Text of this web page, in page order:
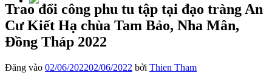
Trao đổi công phu tu tập tại đạo tràng An
Cư Kiết Hạ chùa Tam Bảo, Nha Mân,
Đồng Tháp 2022
Đăng vào 02/06/202202/06/2022 bởi Thien Tham